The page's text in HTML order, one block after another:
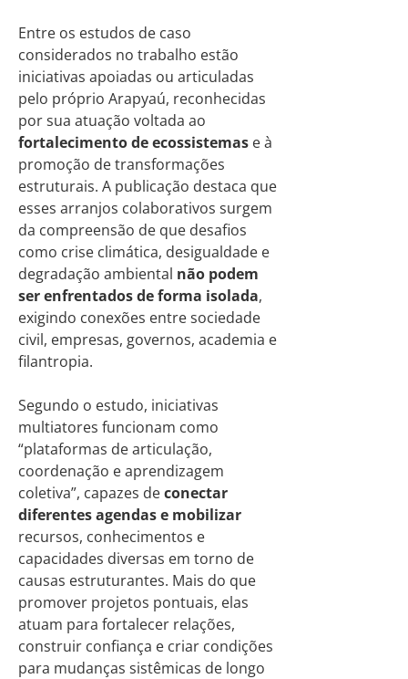
Entre os estudos de caso
considerados no trabalho estão
iniciativas apoiadas ou articuladas
pelo próprio Arapyaú, reconhecidas
por sua atuação voltada ao
fortalecimento de ecossistemas e à
promoção de transformações
estruturais. A publicação destaca que
esses arranjos colaborativos surgem
da compreensão de que desafios
como crise climática, desigualdade e
degradação ambiental não podem
ser enfrentados de forma isolada,
exigindo conexões entre sociedade
civil, empresas, governos, academia e
filantropia.
Segundo o estudo, iniciativas
multiatores funcionam como
“plataformas de articulação,
coordenação e aprendizagem
coletiva”, capazes deconectar
diferentes agendas e mobilizar
recursos, conhecimentos e
capacidades diversas em torno de
causas estruturantes. Mais do que
promover projetos pontuais, elas
atuam para fortalecer relações,
construir confiança e criar condições
para mudanças sistêmicas de longo